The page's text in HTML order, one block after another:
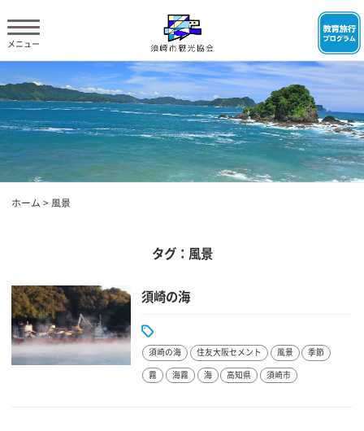
ホーム > 風景
タグ：風景
須崎の海
須崎の海 住友大阪セメント 風景 季節
霧 海霧 海 高知県 須崎市